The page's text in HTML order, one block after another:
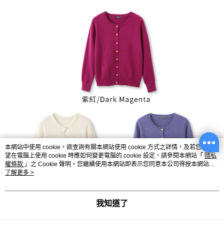
本網站中使用 cookie，欲查詢有關本網站使用 cookie 方式之詳情，及若您不希
望在電腦上使用 cookie 時應如何變更電腦的 cookie 設定，請參閱本網站「 隱私
權條款 」之 Cookie 聲明。您繼續使用本網站即表示您同意本公司得按本網站使
用條款之 Cookie 聲明使用 cookie。
了解更多 >
我知道了